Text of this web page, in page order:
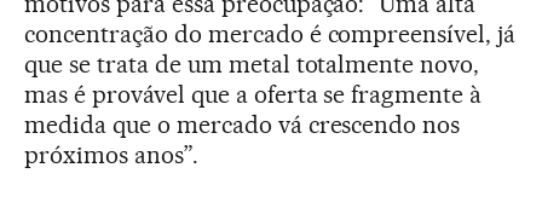
concentração do mercado é compreensível, já
que se trata de um metal totalmente novo,
mas é provável que a oferta se fragmente à
medida que o mercado vá crescendo nos
próximos anos”.